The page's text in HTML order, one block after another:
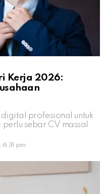
Kerja 2026:
profesional untuk
sebar CV massal
pm